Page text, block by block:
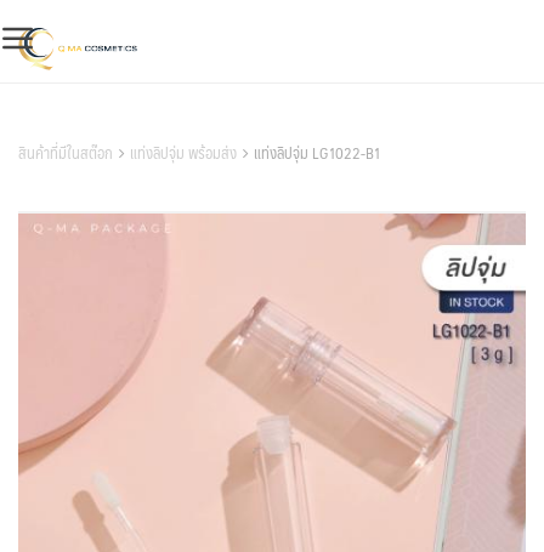
to
content
สินค้าที่มีในสต๊อก แท่งลิปจุ่ม พร้อมส่ง แท่งลิปจุ่ม LG1022-B1